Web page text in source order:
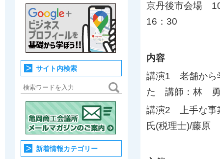
京丹後市会場
16：30
内容
講演1 老舗から
た 講師：林 勇
講演2 上手な事
氏(税理士)/藤原
サイト内検索
新着情報カテゴリー